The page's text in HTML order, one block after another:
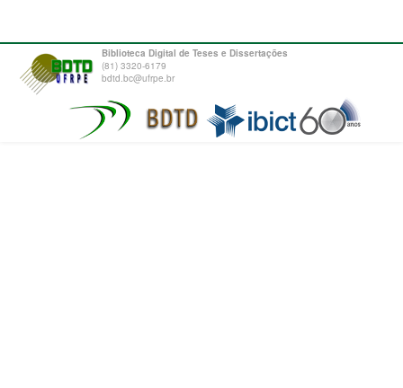
Biblioteca Digital de Teses e Dissertações
(81) 3320-6179
bdtd.bc@ufrpe.br